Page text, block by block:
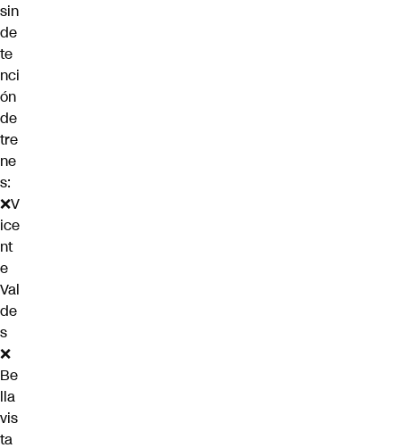
sin
de
te
nci
ón
de
tre
ne
s:
❌V
ice
nt
e
Val
de
s
❌
Be
lla
vis
ta